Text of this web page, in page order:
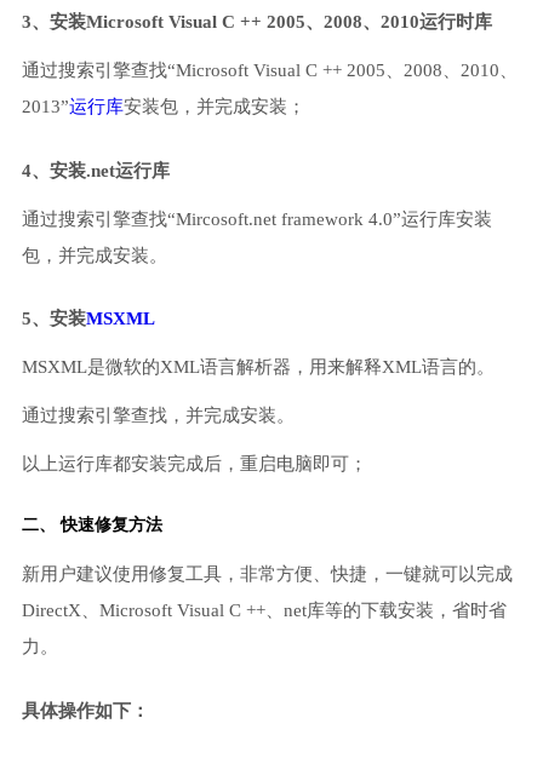
3、安装Microsoft Visual C ++ 2005、2008、2010运行时库
通过搜索引擎查找“Microsoft Visual C ++ 2005、2008、2010、
2013”运行库安装包，并完成安装；
4、安装.net运行库
通过搜索引擎查找“Mircosoft.net framework 4.0”运行库安装
包，并完成安装。
5、安装MSXML
MSXML是微软的XML语言解析器，用来解释XML语言的。
通过搜索引擎查找，并完成安装。
以上运行库都安装完成后，重启电脑即可；
二、 快速修复方法
新用户建议使用修复工具，非常方便、快捷，一键就可以完成
DirectX、Microsoft Visual C ++、net库等的下载安装，省时省
力。
具体操作如下：